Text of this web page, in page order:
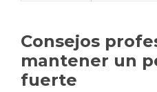
Consejos
mantener un
fuerte